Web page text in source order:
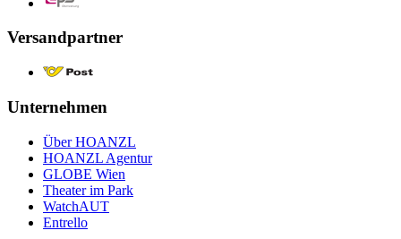
Versandpartner
Unternehmen
Über HOANZL
HOANZL Agentur
GLOBE Wien
Theater im Park
WatchAUT
Entrello